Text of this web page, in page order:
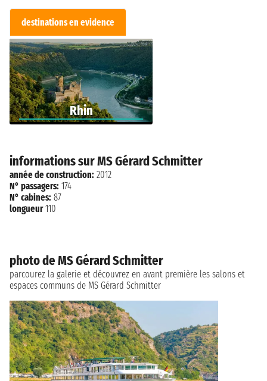
destinations en evidence
Rhin
informations sur MS Gérard Schmitter
année de construction: 2012
N° passagers: 174
N° cabines: 87
longueur 110
photo de MS Gérard Schmitter
parcourez la galerie et découvrez en avant première les salons et
espaces communs de MS Gérard Schmitter